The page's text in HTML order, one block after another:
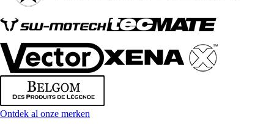
Ontdek al onze merken